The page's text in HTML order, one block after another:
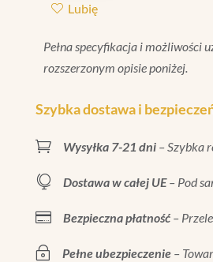
Lubię
Pełna specyfikacja i możliwości
rozszerzonym opisie poniżej.
Szybka dostawa i
 Wysyłka 7-21 dni– Szybka
 Dostawa w całej UE– Pod
 Bezpieczna płatność–
~ Pełne ubezpieczenie–